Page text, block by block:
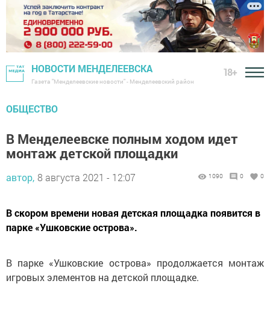
НОВОСТИ МЕНДЕЛЕЕВСКА
Газета "Менделеевские новости" - Менделеевский район
18+
ОБЩЕСТВО
В Менделеевске полным ходом идет
монтаж детской площадки
автор, 8 августа 2021 - 12:07 1090 0 0
В скором времени новая детская площадка появится в
парке «Ушковские острова».
В парке «Ушковские острова» продолжается монтаж
игровых элементов на детской площадке.